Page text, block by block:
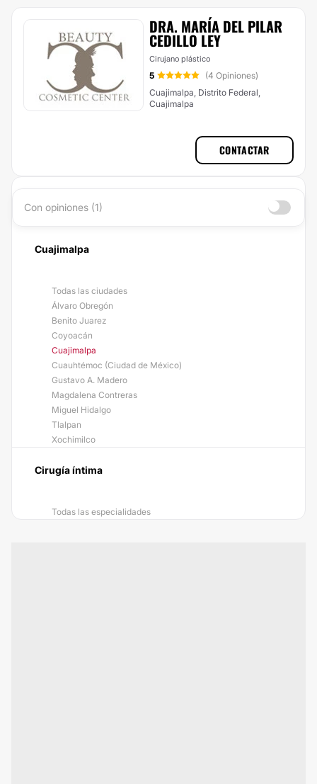
DRA. MARÍA DEL PILAR
CEDILLO LEY
Cirujano plástico
5
(4 Opiniones)
Cuajimalpa, Distrito Federal,
Cuajimalpa
CONTACTAR
Con opiniones (1)
Cuajimalpa
Todas las ciudades
Álvaro Obregón
Benito Juarez
Coyoacán
Cuajimalpa
Cuauhtémoc (Ciudad de México)
Gustavo A. Madero
Magdalena Contreras
Miguel Hidalgo
Tlalpan
Xochimilco
Cirugía íntima
Todas las especialidades